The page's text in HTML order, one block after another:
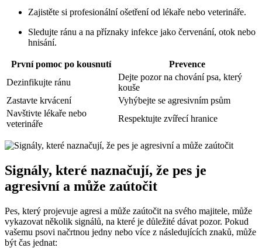
Zajistěte si profesionální⁤ ošetření‍ od lékaře nebo‍ veterináře.
Sledujte‌ ránu‍ a ‌na příznaky infekce jako‍ červenání, otok nebo
hnisání.
První pomoc​ po kousnutí
Prevence
Dezinfikujte ránu
Dejte pozor na‌ chování⁢ psa, ⁣který
kouše
Zastavte krvácení
Vyhýbejte se agresivním ‌psům
Navštivte ⁤lékaře nebo
veterináře
Respektujte zvířecí hranice
Signály, které naznačují, že pes ‍je‌
agresivní a může⁢ zaútočit
Pes, ​který projevuje ⁢agresi ⁤a může zaútočit na⁤ svého⁣ majitele, může⁢
vykazovat několik signálů, na které⁣ je důležité dávat pozor.‍ Pokud
vašemu psovi načrtnou jedny ⁢nebo více ⁢z následujících znaků, může
být čas ‌jednat: